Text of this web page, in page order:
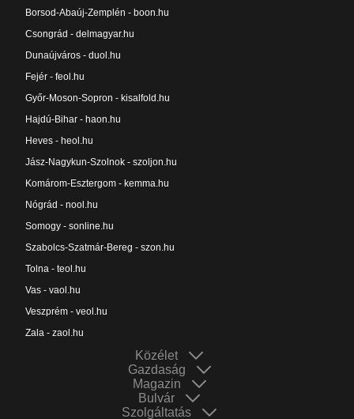
Borsod-Abaúj-Zemplén - boon.hu
Csongrád - delmagyar.hu
Dunaújváros - duol.hu
Fejér - feol.hu
Győr-Moson-Sopron - kisalfold.hu
Hajdú-Bihar - haon.hu
Heves - heol.hu
Jász-Nagykun-Szolnok - szoljon.hu
Komárom-Esztergom - kemma.hu
Nógrád - nool.hu
Somogy - sonline.hu
Szabolcs-Szatmár-Bereg - szon.hu
Tolna - teol.hu
Vas - vaol.hu
Veszprém - veol.hu
Zala - zaol.hu
Közélet
Gazdaság
Magazin
Bulvár
Szolgáltatás